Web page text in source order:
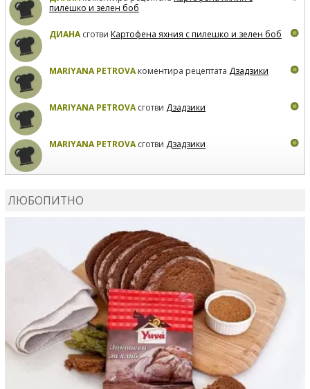
пилешко и зелен боб
ДИАНАсготви Картофена яхния с пилешко и зелен боб
MARIYANA PETROVAкоментира рецептата Дзадзики
MARIYANA PETROVAсготви Дзадзики
MARIYANA PETROVAсготви Дзадзики
ЛЮБОПИТНО